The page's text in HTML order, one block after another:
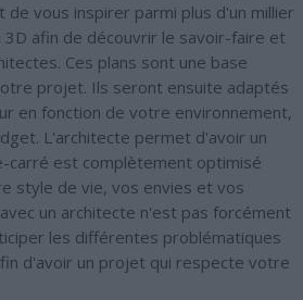
de vous inspirer parmi plus d'un millier
3D afin de découvrir le savoir-faire et
Ces plans sont une base
projet. Ils seront ensuite adaptés
en fonction de votre environnement,
L'architecte permet d'avoir un
carré est complètement optimisé
style de vie, vos envies et vos
un architecte n'est pas forcément
les différentes problématiques
d'avoir un projet qui respecte votre